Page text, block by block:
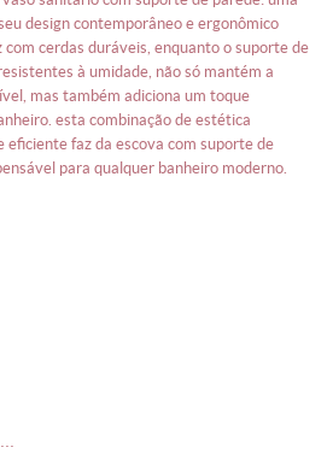
design contemporâneo e ergonômico
cerdas duráveis, enquanto o suporte de
à umidade, não só mantém a
mas também adiciona um toque
esta combinação de estética
eficiente faz da escova com suporte de
para qualquer banheiro moderno.